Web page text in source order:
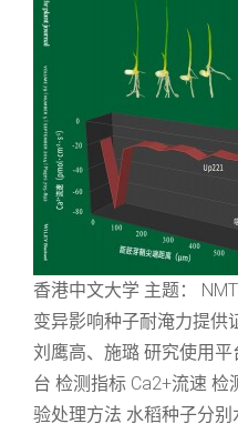
香港中文大学 主题：
变异影响种子耐淹力提供
刘鹰高、施璐 研究使用
台 检测指标 Ca2+流速 检
验处理方法 水稻种子分